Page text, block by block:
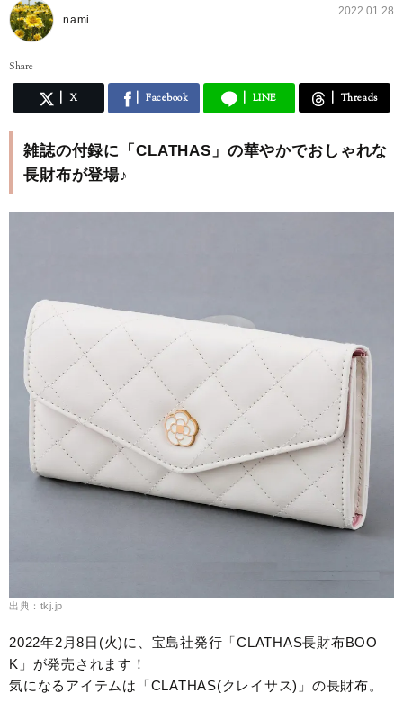
nami
2022.01.28
Share
X Facebook LINE Threads
雑誌の付録に「CLATHAS」の華やかでおしゃれな
長財布が登場♪
出典：tkj.jp
2022年2月8日(火)に、宝島社発行「CLATHAS長財布BOO
K」が発売されます！
気になるアイテムは「CLATHAS(クレイサス)」の長財布。